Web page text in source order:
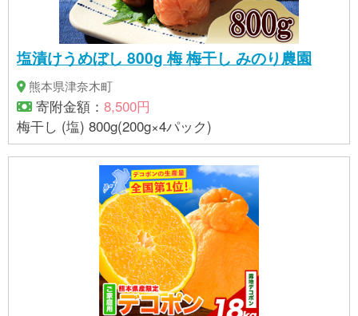
塩漬けうめぼし 800g 梅 梅干し みのり農園
熊本県津奈木町
寄附金額： 8,500円
梅干し (塩) 800g(200g×4パック)